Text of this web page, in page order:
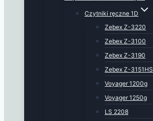
Czytniki ręczne 1D
Zebex Z-3220
Zebex Z-3100
Zebex Z-3190
Zebex Z-3151HS
Voyager 1200g
Voyager 1250g
LS 2208